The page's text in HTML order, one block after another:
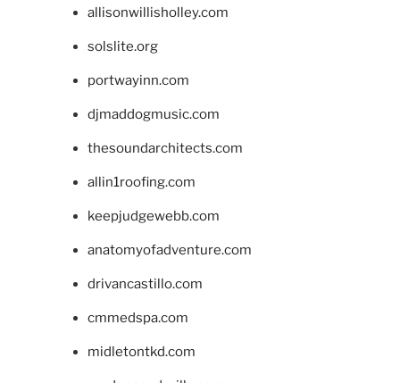
allisonwillisholley.com
solslite.org
portwayinn.com
djmaddogmusic.com
thesoundarchitects.com
allin1roofing.com
keepjudgewebb.com
anatomyofadventure.com
drivancastillo.com
cmmedspa.com
midletontkd.com